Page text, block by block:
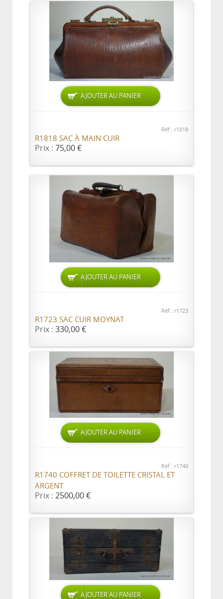
AJOUTER AU PANIER
Réf.: r1818
R1818 SAC À MAIN CUIR
Prix : 75,00 €
AJOUTER AU PANIER
Réf.: r1723
R1723 SAC CUIR MOYNAT
Prix : 330,00 €
AJOUTER AU PANIER
Réf.: r1740
R1740 COFFRET DE TOILETTE CRISTAL ET
ARGENT
Prix : 2500,00 €
AJOUTER AU PANIER